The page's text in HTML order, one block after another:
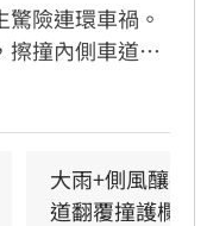
險連環車禍。
擦撞內側車道黃
欄後甩滑，波
。國道警察呼
保持安全距離，
大雨+側風釀禍
道翻覆撞護欄